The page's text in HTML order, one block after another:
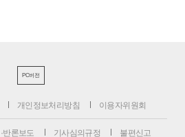
PC버전
개인정보처리방침 이용자위원회
반론보도 기사심의규정 불편신고